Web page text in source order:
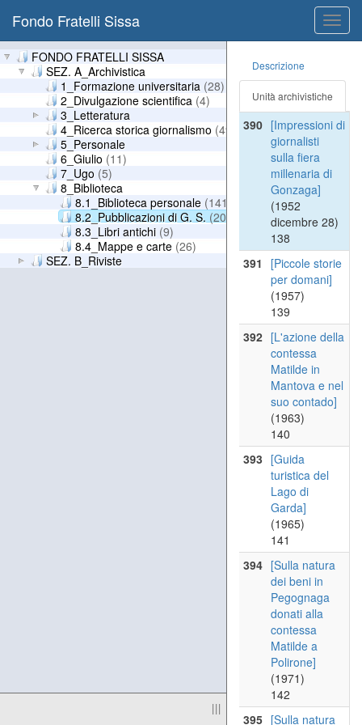
Fondo Fratelli Sissa
FONDO FRATELLI SISSA
SEZ. A_Archivistica
1_Formazione universitaria (28)
2_Divulgazione scientifica (4)
3_Letteratura
4_Ricerca storica giornalismo (49)
5_Personale
6_Giulio (11)
7_Ugo (5)
8_Biblioteca
8.1_Biblioteca personale (141)
8.2_Pubblicazioni di G. S. (20)
8.3_Libri antichi (9)
8.4_Mappe e carte (26)
SEZ. B_Riviste
|||
Descrizione
Unità archivistiche
pegognaga.
Famedio
Guerra.]
(1935)
137
390 [Impressioni di
giornalisti
sulla fiera
millenaria di
Gonzaga]
(1952
dicembre 28)
138
391
[Piccole storie
per domani]
(1957)
139
392 [L'azione della
contessa
Matilde in
Mantova e nel
suo contado]
(1963)
140
393 [Guida
turistica del
Lago di
Garda]
(1965)
141
394 [Sulla natura
dei beni in
Pegognaga
donati alla
contessa
Matilde a
Polirone]
(1971)
142
395 [Sulla natura